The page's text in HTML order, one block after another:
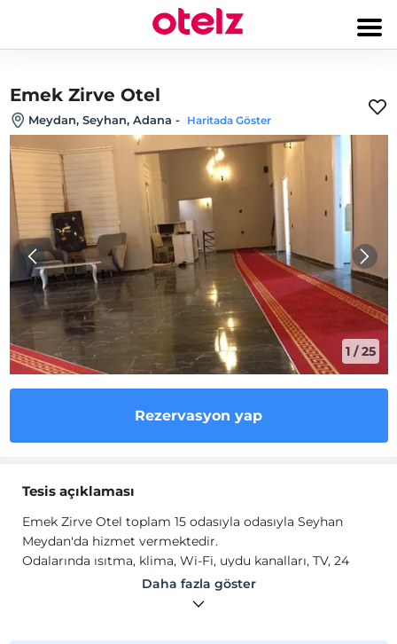
Emek Zirve Otel
Meydan, Seyhan, Adana - Haritada Göster
1 /25
Rezervasyon yap
Tesis açıklaması
Emek Zirve Otel toplam 15 odasıyla odasıyla Seyhan
Meydan'da hizmet vermektedir.
Odalarında ısıtma, klima, Wi-Fi, uydu kanalları, TV, 24
saat sıcak su, banyo, duş, havlu seti, banyo buklet
malzemeleri gibi olanaklar bulunur.
Daha fazla göster